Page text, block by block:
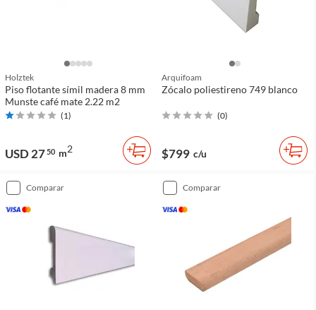
Holztek
Piso flotante símil madera 8 mm
Munste café mate 2.22 m2
(1)
USD 2750 m2
Arquifoam
Zócalo poliestireno 749 blanco
(0)
$799 c/u
comparar comparar